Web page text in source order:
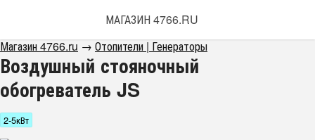
МАГАЗИН 4766.RU
Магазин 4766.ru → Отопители | Генераторы
Воздушный стояночный
обогреватель JS
2-5кВт